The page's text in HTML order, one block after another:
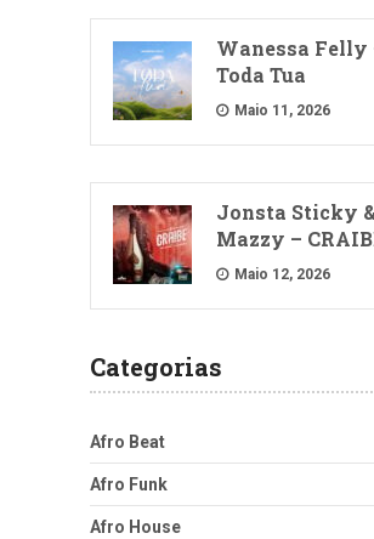
Wanessa Felly
Toda Tua
Maio 11, 2026
Jonsta Sticky
Mazzy –
Maio 12, 2026
Categorias
Afro Beat
Afro Funk
Afro House